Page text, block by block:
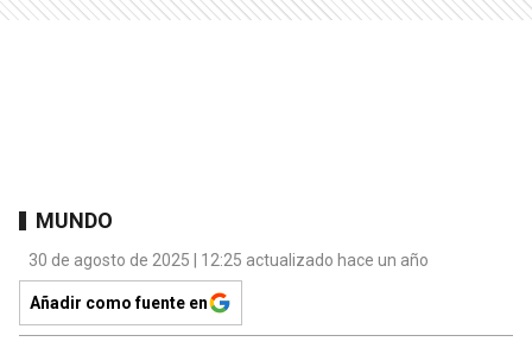
MUNDO
30 de agosto de 2025 | 12:25 actualizado hace un año
Añadir como fuente en